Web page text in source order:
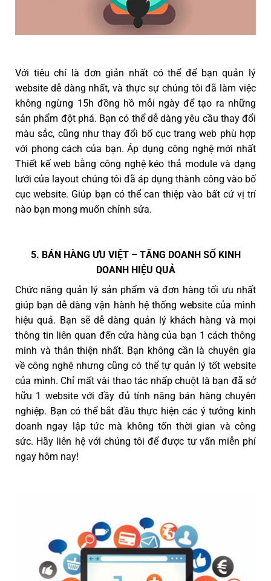
Với tiêu chí là đơn giản nhất có thể để bạn quản lý
website dễ dàng nhất, và thực sự chúng tôi đã làm việc
không ngừng 15h đồng hồ mỗi ngày để tạo ra những
sản phẩm đột phá. Bạn có thể dễ dàng yêu cầu thay đổi
màu sắc, cũng như thay đổi bố cục trang web phù hợp
với phong cách của bạn. Áp dụng công nghệ mới nhất
Thiết kế web bằng công nghệ kéo thả module và dạng
lưới của layout chúng tôi đã áp dụng thành công vào bố
cục website. Giúp bạn có thể can thiệp vào bất cứ vị trí
nào bạn mong muốn chỉnh sửa.
5. BÁN HÀNG ƯU VIỆT – TĂNG DOANH SỐ KINH
DOANH HIỆU QUẢ
Chức năng quản lý sản phẩm và đơn hàng tối ưu nhất
giúp bạn dễ dàng vận hành hệ thống website của mình
hiệu quả. Bạn sẽ dễ dàng quản lý khách hàng và mọi
thông tin liên quan đến cửa hàng của bạn 1 cách thông
minh và thân thiện nhất. Bạn không cần là chuyên gia
về công nghệ nhưng cũng có thể tự quản lý tốt website
của mình. Chỉ mất vài thao tác nhấp chuột là bạn đã sở
hữu 1 website với đầy đủ tính năng bán hàng chuyên
nghiệp. Bạn có thể bắt đầu thực hiện các ý tưởng kinh
doanh ngay lập tức mà không tốn thời gian và công
sức. Hãy liên hệ với chúng tôi để được tư vấn miễn phí
ngay hôm nay!